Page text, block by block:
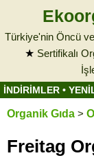
Türkiye'nin Öncü
★ Sertifikalı
İNDİRİMLER •
Organik Gıda >
Freitag